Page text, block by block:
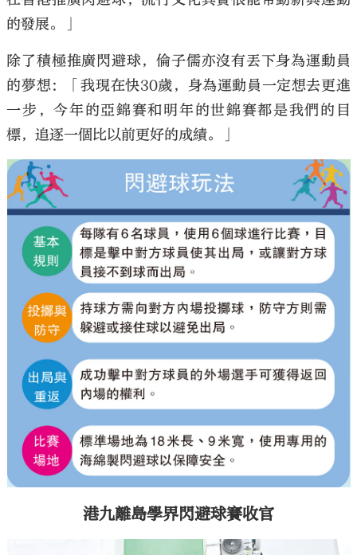
的發展。」
除了積極推廣閃避球，倫子儒亦沒有丟下身為運動員
的夢想：「我現在快30歲，身為運動員一定想去更進
一步，今年的亞錦賽和明年的世錦賽都是我們的目
標，追逐一個比以前更好的成績。」
港九離島學界閃避球賽收官